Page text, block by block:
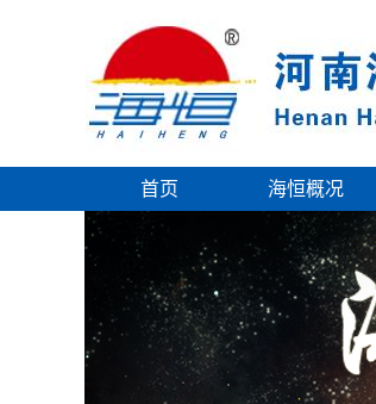
首页 海恒概况